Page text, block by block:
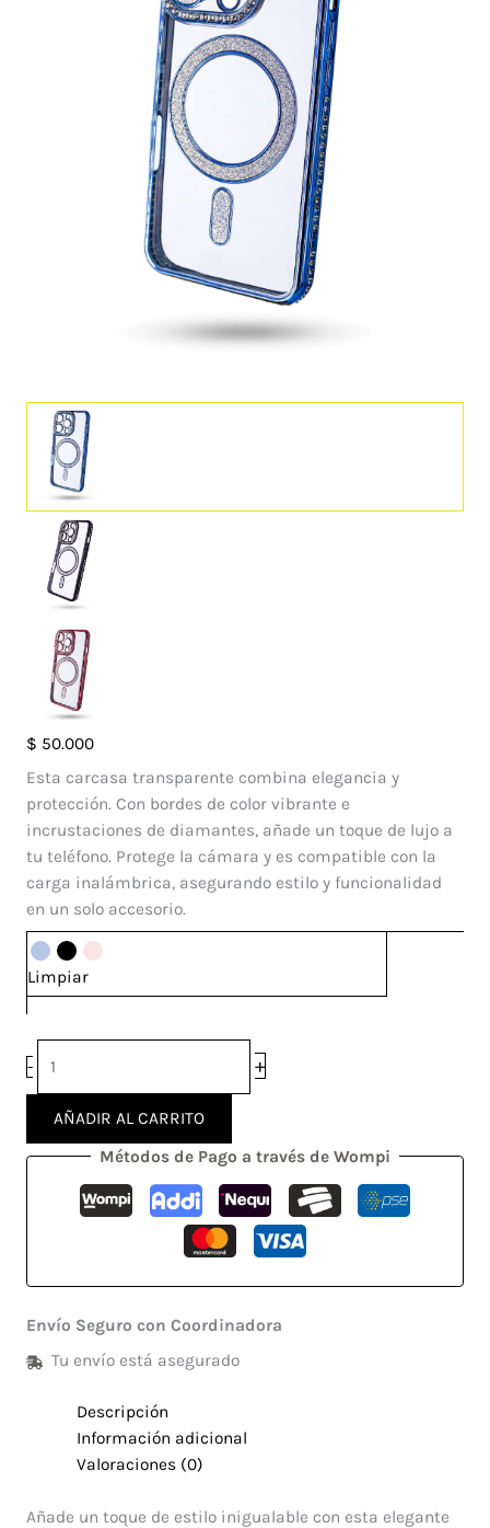
$ 50.000
Esta carcasa transparente combina elegancia y
protección. Con bordes de color vibrante e
incrustaciones de diamantes, añade un toque de lujo a
tu teléfono. Protege la cámara y es compatible con la
carga inalámbrica, asegurando estilo y funcionalidad
en un solo accesorio.
Limpiar
-
Case
Vainilla
Iphone
Pro
cantidad
+
AÑADIR AL CARRITO
Métodos de Pago a través de Wompi
Envío Seguro con Coordinadora
Tu envío está asegurado
Descripción
Información adicional
Valoraciones (0)
Añade un toque de estilo inigualable con esta elegante